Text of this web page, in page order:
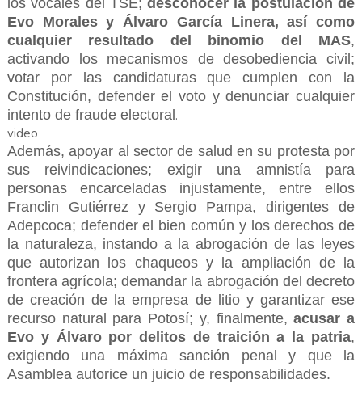
los vocales del TSE;desconocer la postulación de
Evo Morales y Álvaro García Linera, así como
cualquier resultado del binomio del MAS,
activando los mecanismos de desobediencia civil;
votar por las candidaturas que cumplen con la
Constitución, defender el voto y denunciar cualquier
intento de fraude electoral .
video
Además, apoyar al sector de salud en su protesta por
sus reivindicaciones; exigir una amnistía para
personas encarceladas injustamente, entre ellos
Franclin Gutiérrez y Sergio Pampa, dirigentes de
Adepcoca; defender el bien común y los derechos de
la naturaleza, instando a la abrogación de las leyes
que autorizan los chaqueos y la ampliación de la
frontera agrícola; demandar la abrogación del decreto
de creación de la empresa de litio y garantizar ese
recurso natural para Potosí; y, finalmente,acusar a
Evo y Álvaro por delitos de traición a la patria,
exigiendo una máxima sanción penal y que la
Asamblea autorice un juicio de responsabilidades.